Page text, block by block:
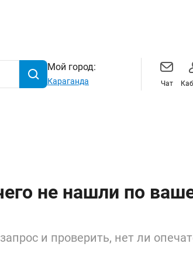
Мой город:
Караганда Чат
не нашли по
и проверить, нет ли